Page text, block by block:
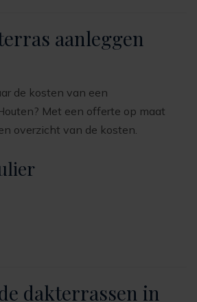
aanleggen
de kosten van een
Met een offerte op maat
overzicht van de kosten.
dakterrassen in